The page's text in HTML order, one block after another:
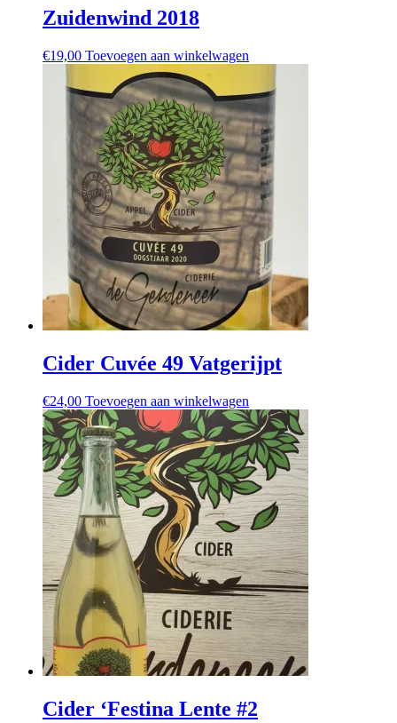
Zuidenwind 2018
€19,00 Toevoegen aan winkelwagen
Cider Cuvée 49 Vatgerijpt
€24,00 Toevoegen aan winkelwagen
Cider ‘Festina Lente #2